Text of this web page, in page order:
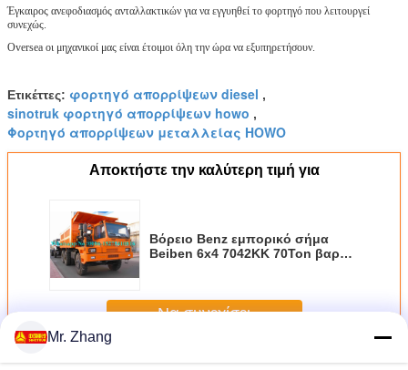
Έγκαιρος ανεφοδιασμός ανταλλακτικών για να εγγυηθεί το φορτηγό που λειτουργεί
συνεχώς.
Oversea οι μηχανικοί μας είναι έτοιμοι όλη την ώρα να εξυπηρετήσουν.
Ετικέττες: φορτηγό απορρίψεων diesel ,
sinotruk φορτηγό απορρίψεων howo ,
Φορτηγό απορρίψεων μεταλλείας HOWO
Αποκτήστε την καλύτερη τιμή για
Βόρειο Benz εμπορικό σήμα
Beiben 6x4 7042KK 70Ton βαρύ
ΔΡ CONGO τραχύς δρόμος
εκτάσεων
Να συνεχίσει
Περισσότεροιφορτηγό απορρίψεων μεταλλείας
Mr. Zhang